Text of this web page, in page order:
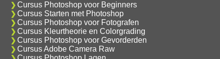
Cursus Photoshop voor Beginners
Cursus Starten met Photoshop
Cursus Photoshop voor Fotografen
Cursus Kleurtheorie en Colorgrading
Cursus Photoshop voor Gevorderden
Cursus Adobe Camera Raw